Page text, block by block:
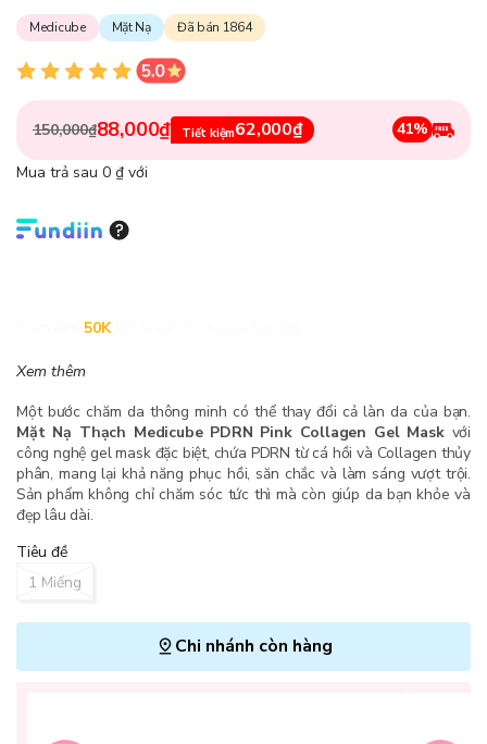
Medicube Mặt Nạ Đã bán 1864
150,000₫88,000₫ Tiết kiệm62,000₫ 41%
Mua trả sau 0 ₫ với
50K
Xem thêm
Một bước chăm da thông minh có thể thay đổi cả làn da của bạn.
Mặt Nạ Thạch Medicube PDRN Pink Collagen Gel Maskvới
công nghệ gel mask đặc biệt, chứa PDRN từ cá hồi và Collagen thủy
phân, mang lại khả năng phục hồi, săn chắc và làm sáng vượt trội.
Sản phẩm không chỉ chăm sóc tức thì mà còn giúp da bạn khỏe và
đẹp lâu dài.
Tiêu đề
1 Miếng
Chi nhánh còn hàng